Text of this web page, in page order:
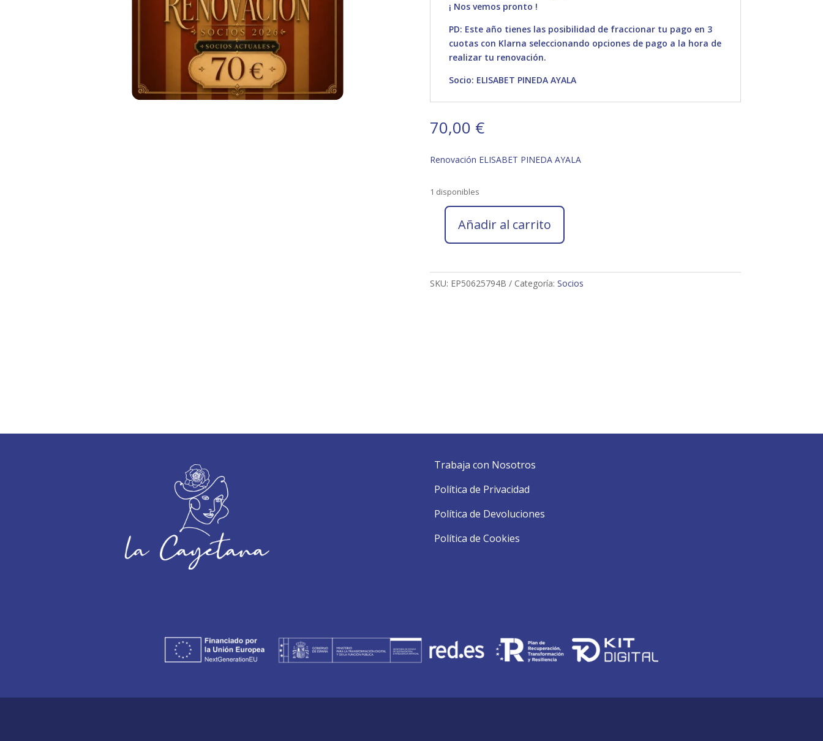
¡ Nos vemos pronto !
PD: Este año tienes las posibilidad de fraccionar tu pago en 3
cuotas con Klarna seleccionando opciones de pago a la hora de
realizar tu renovación.
Socio: ELISABET PINEDA AYALA
70,00 €
Renovación ELISABET PINEDA AYALA
1 disponibles
2026
PINEDA
AYALA
Añadir al carrito
SKU: EP50625794B Categoría: Socios
Trabaja con Nosotros
Política de Privacidad
Política de Devoluciones
Política de Cookies